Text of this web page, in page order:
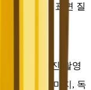
득력 있는 표면 질
— 사진 촬영
첫 화면 이미지, 독